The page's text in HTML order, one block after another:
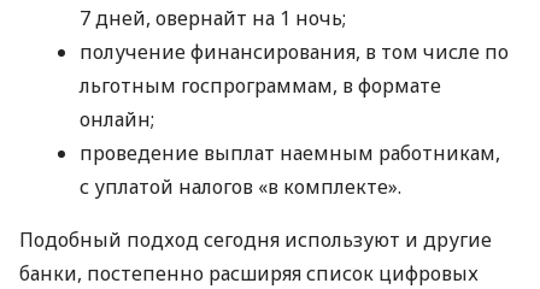
7 дней, овернайт на 1 ночь;
получение финансирования, в том числе по
льготным госпрограммам, в формате
онлайн;
проведение выплат наемным работникам,
с уплатой налогов «в комплекте».
Подобный подход сегодня используют и другие
банки, постепенно расширяя список цифровых